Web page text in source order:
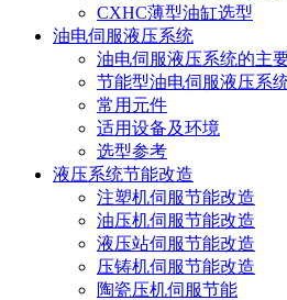
CXHC薄型油缸选型
油电伺服液压系统
油电伺服液压系统的主
节能型油电伺服液压系
常用元件
适用设备及环境
选型参考
液压系统节能改造
注塑机伺服节能改造
油压机伺服节能改造
液压站伺服节能改造
压铸机伺服节能改造
陶瓷压机伺服节能